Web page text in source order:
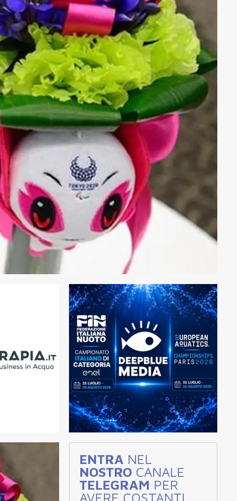
ENTRA NEL
NOSTRO CANALE
TELEGRAM PER
AVERE COSTANTI